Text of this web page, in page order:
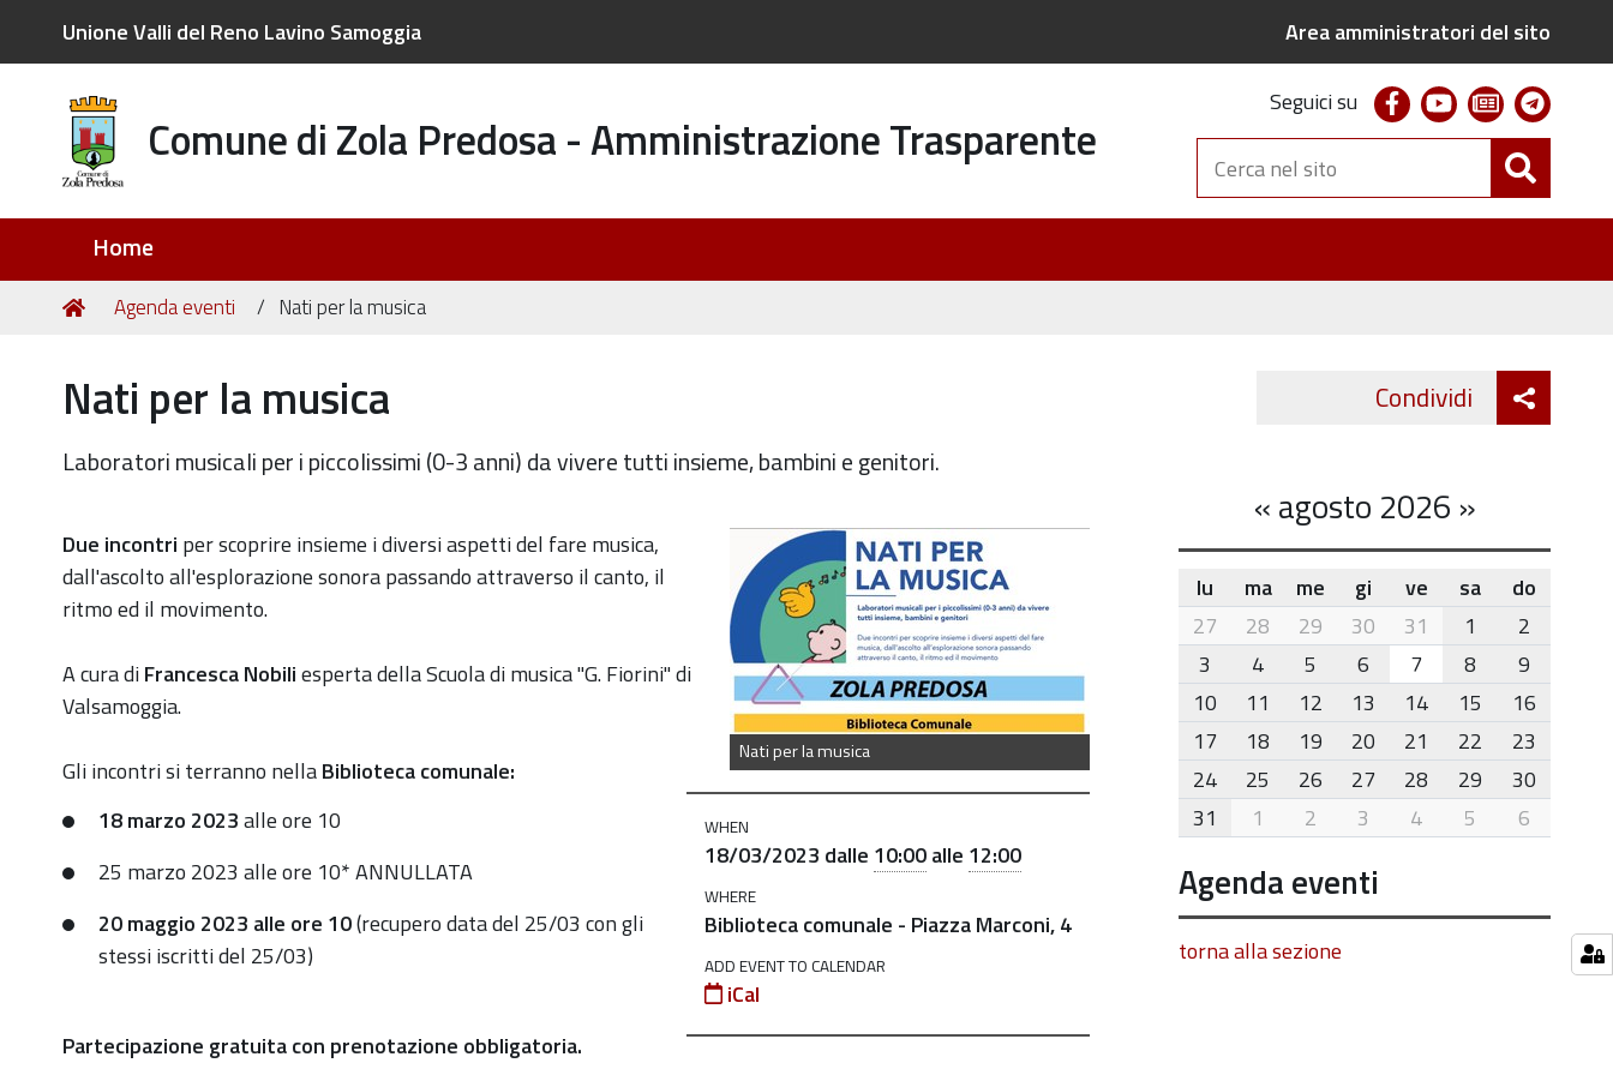
Unione Valli del Reno Lavino Samoggia Area amministratori del sito
Comune di Zola Predosa - Amministrazione Trasparente
Seguici su facebookyoutubenewsletter
Cerca
nel
sito
Home
Tu
Home
Agenda eventi Nati per la musica
Nati per la musica
Laboratori musicali per i piccolissimi (0-3 anni) da vivere tutti insieme, bambini e genitori.
Nati per la musica
https://old.comune.zolapredosa.bo.it/events/nati-
per-
la-
Nati
per
musica
2023-
18T10:00:00+01:00
2023-
Laboratori
musicali
WHEN
18/03/2023 dalle 10:00alle 12:00
WHERE
Biblioteca comunale - Piazza Marconi, 4
ADD EVENT TO CALENDAR
iCal
Due incontri per scoprire insieme i diversi aspetti del fare musica,
dall'ascolto all'esplorazione sonora passando attraverso il canto, il
ritmo ed il movimento.
A cura diFrancesca Nobiliesperta della Scuola di musica "G. Fiorini" di
Valsamoggia.
Gli incontri si terranno nellaBiblioteca comunale:
18 marzo 2023alle ore 10
25 marzo 2023 alle ore 10* ANNULLATA
20 maggio 2023 alle ore 10(recupero data del 25/03 con gli
stessi iscritti del 25/03)
Partecipazione gratuita con prenotazione obbligatoria.
Condividi Twitter
«agosto 2026 »
month-
8
lu ma me gi ve sa
do
27
28 29 30 31 1
2
3
4 5 6 7 8
9
10
11 12 13 14 15
16
17
18 19 20 21 22
23
24
25 26 27 28 29
30
31
1 2 3 4 5 6
Agenda eventi
torna alla sezione